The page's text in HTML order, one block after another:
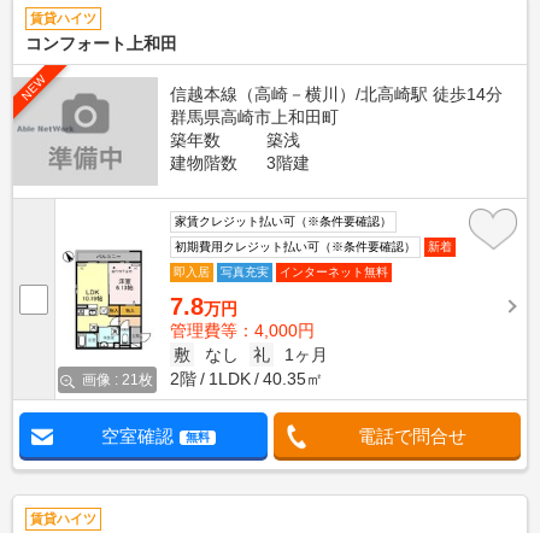
賃貸ハイツ
コンフォート上和田
NEW
信越本線（高崎－横川）/北高崎駅 徒歩14分
群馬県高崎市上和田町
築年数
築浅
建物階数
3階建
画像 : 21枚
家賃クレジット払い可（※条件要確認）
初期費用クレジット払い可（※条件要確認）
新着
即入居
写真充実 インターネット無料
7.8万円
管理費等：4,000円
敷
なし 礼
1ヶ月
2階
1LDK 40.35㎡
空室確認 無料 電話で問合せ
賃貸ハイツ